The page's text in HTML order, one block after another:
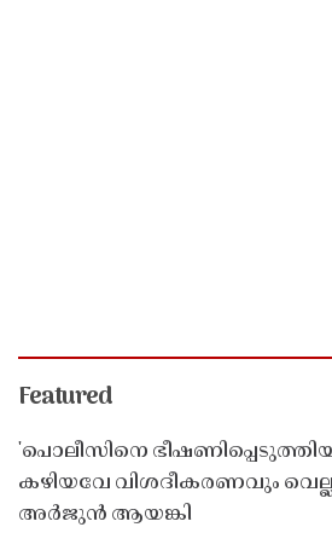
Featured
'പൊലീസിനെ
കഴിയവേ വിശദീകരണവും
അർജുൻ ആയങ്കി